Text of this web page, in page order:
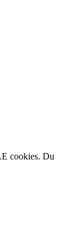
cookies. Du